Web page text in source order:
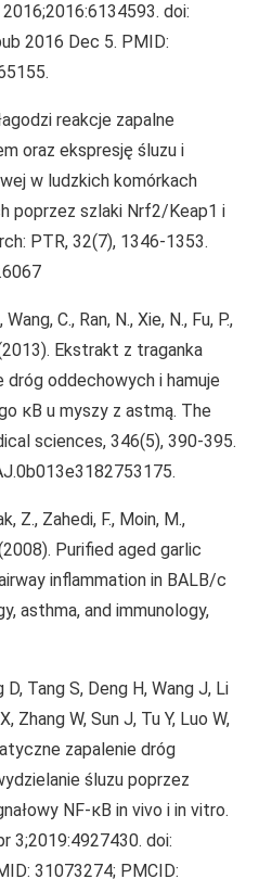
doi:
2016 Dec 5. PMID:
reakcje zapalne
oraz ekspresję śluzu i
w ludzkich komórkach
poprzez szlaki Nrf2/Keap1 i
PTR, 32(7), 1346-1353.
C., Ran, N., Xie, N., Fu, P.,
(2013). Ekstrakt z traganka
dróg oddechowych i hamuje
κB u myszy z astmą. The
sciences, 346(5), 390-395.
Z., Zahedi, F., Moin, M.,
Purified aged garlic
inflammation in BALB/c
asthma, and immunology,
D, Tang S, Deng H, Wang J, Li
Zhang W, Sun J, Tu Y, Luo W,
zapalenie dróg
śluzu poprzez
NF-κB in vivo i in vitro.
3;2019:4927430. doi:
31073274; PMCID: